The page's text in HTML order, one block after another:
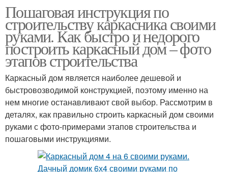
Пошаговая инструкция по
строительству каркасника своими
руками. Как быстро и недорого
построить каркасный дом – фото
этапов строительства
Каркасный дом является наиболее дешевой и
быстровозводимой конструкцией, поэтому именно на
нем многие останавливают свой выбор. Рассмотрим в
деталях, как правильно строить каркасный дом своими
руками с фото-примерами этапов строительства и
пошаговыми инструкциями.